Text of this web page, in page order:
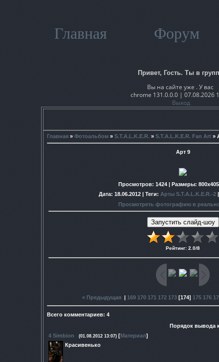
Главная Форум
Привет, Гость. Ты в
Вы на сайте уже . У вас
chrome 131.0.0.0 | 07.08.2026
Выход
Главная » Фотоальбом » S.T.A.L.K.E.R. » S.T.A.L.K.E.R. Fan Art »
Арт 9
Просмотров: 1424 | Размеры:
Дата: 18.06.2012 | Теги: Арты S.T.A.L.K.E.R.-2
Просмотреть фотографию в
Рейтинг: 2.0/8
« Предыдущая| 169 170 171 172 173[174] 175 176
Всего комментариев: 4
Порядок вывода
4 Simbion (01.08.2012 13:07) [Материал]
Красивенько